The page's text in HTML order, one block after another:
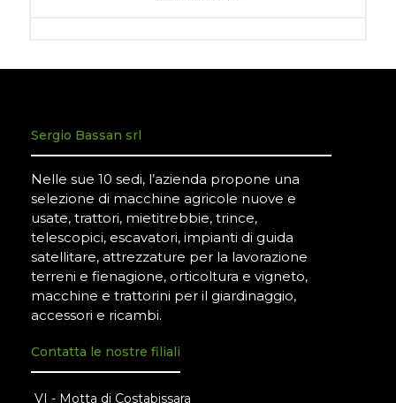
Sergio Bassan srl
Nelle sue 10 sedi, l’azienda propone una
selezione di macchine agricole nuove e
usate, trattori, mietitrebbie, trince,
telescopici, escavatori, impianti di guida
satellitare, attrezzature per la lavorazione
terreni e fienagione, orticoltura e vigneto,
macchine e trattorini per il giardinaggio,
accessori e ricambi.
Contatta le nostre filiali
VI - Motta di Costabissara